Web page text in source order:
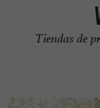
Tiendas de